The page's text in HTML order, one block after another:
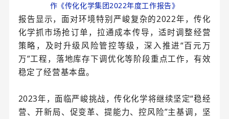
作《传化化学集团2022年度工作报告》
报告显示，面对环境特别严峻复杂的2022年，传化
化学抓市场抢订单，拉通成本传导，适时调整经营
策略，及时升级风险管控等级，深入推进“百元万
万”工程，落地库存下调优化等阶段重点工作，有效
稳定了经营基本盘。
2023年，面临严峻挑战，传化化学将继续坚定“稳经
营、开新局、促变革、提能力、控风险”主基调，坚